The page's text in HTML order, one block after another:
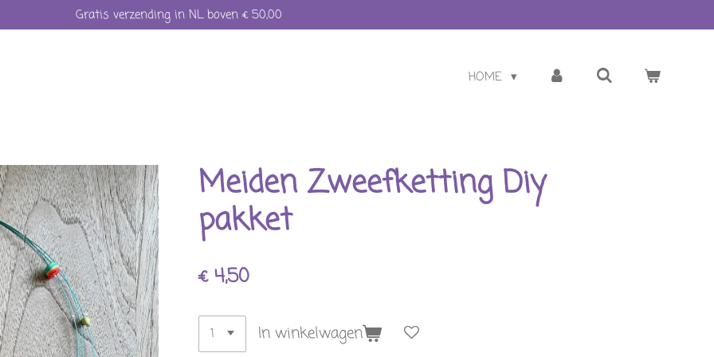
Gratis verzending in NL boven € 50,00
HOME
Meiden Zweefketting Diy
pakket
€ 4,50
In winkelwagen